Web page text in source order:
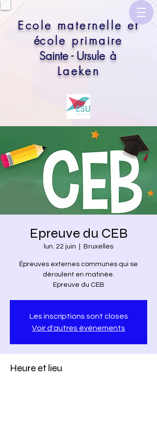
​Ecole maternelle et
école primaire
Sainte - Ursuleà
Laeken
Epreuve du CEB
lun. 22 juin Bruxelles
Épreuves externes communes qui se
déroulent en matinée.
Epreuve du CEB
Les inscriptions sont closes
Voir d'autres événements
Heure et lieu